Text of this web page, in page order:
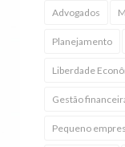
Advogados
Planejamento
Liberdade
Gestão
Pequeno